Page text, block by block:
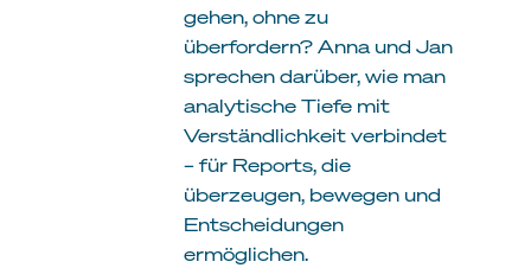
gehen, ohne zu
überfordern? Anna und Jan
sprechen darüber, wie man
analytische Tiefe mit
Verständlichkeit verbindet
– für Reports, die
überzeugen, bewegen und
Entscheidungen
ermöglichen.